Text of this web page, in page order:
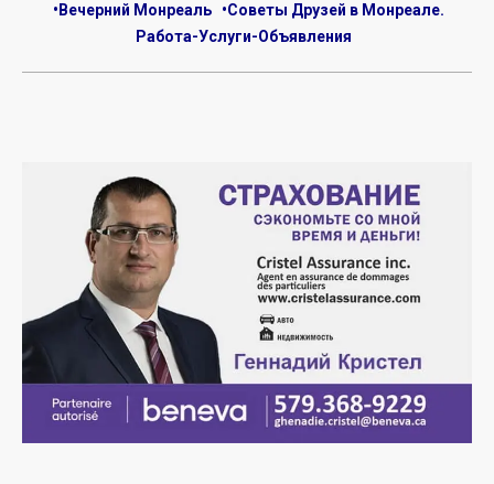
•Вечерний Монреаль
•Советы Друзей в Монреале.
Работа-Услуги-Объявления